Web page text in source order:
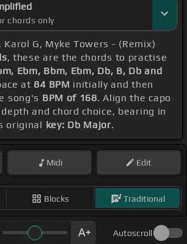
chords only
Karol G, Myke Towers - (Remix)
, these are the chords to practise
Ebm, Bbm, Ebm, Db, B, Db and
at 84 BPM initially and then
song's BPM of 168. Align the capo
and chord choice, bearing in
original key: Db Major.
Midi Edit
Blocks Traditional
Autoscroll